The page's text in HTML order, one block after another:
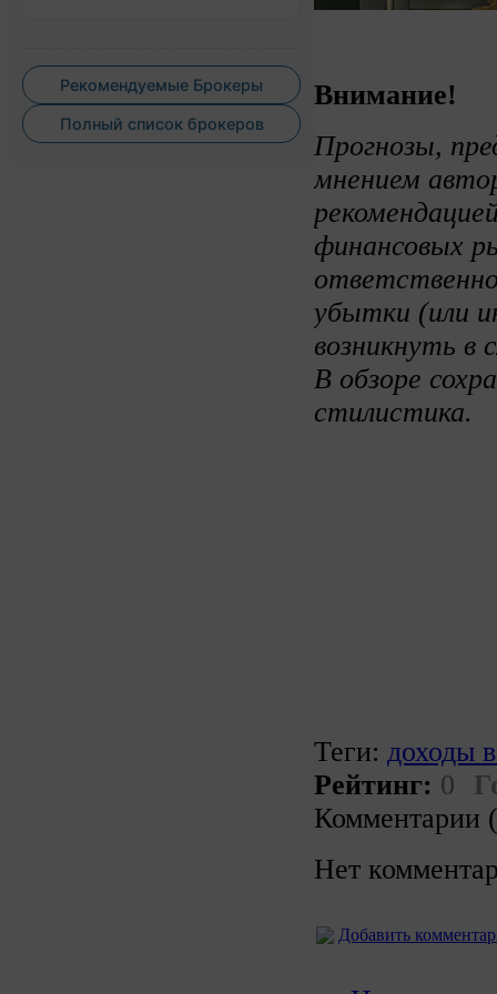
Рекомендуемые Брокеры
Полный список брокеров
Внимание!
Прогнозы,
мнением
финансовых
убытки (или
возникнуть в
В обзоре
стилистика.
Теги: доходы
Рейтинг: 0
Комментарии
Нет
Добавить